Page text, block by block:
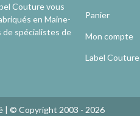
Couture vous
en Maine-
spécialistes de
Panier
Mon compte
Label Couture
| © Copyright 2003 - 2026